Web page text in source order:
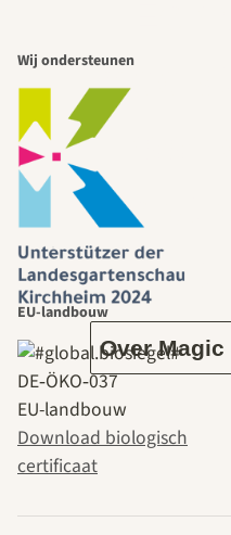
naar
leidt
Over Magic
Wij ondersteunen
EU-landbouw
DE‑ÖKO‑037
EU-landbouw
Download biologisch
certificaat